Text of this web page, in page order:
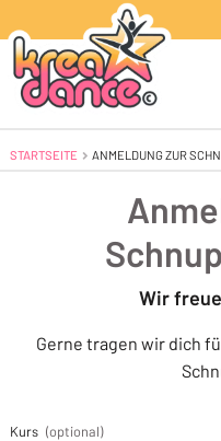
STARTSEITE AKTUELL: ANMELDUNG
ANMELDUNG ZUR
Wir
Gerne tragen wir dich
Kurs (optional)